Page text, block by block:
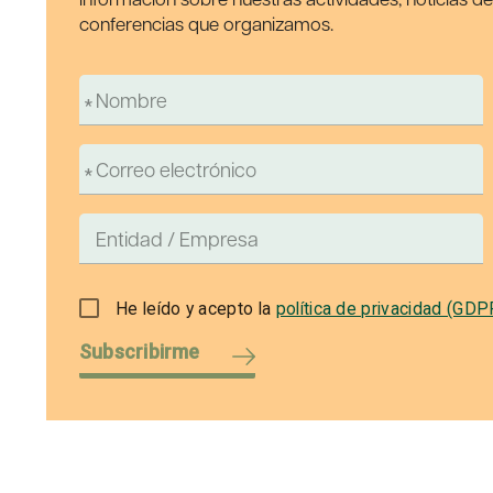
conferencias que organizamos.
He leído y acepto la política de privacidad
Subscribirme